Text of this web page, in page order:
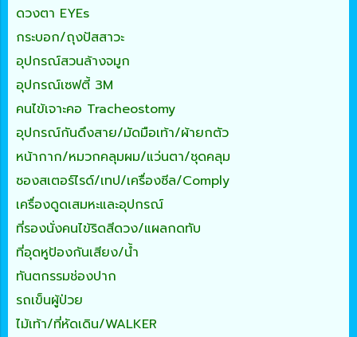
ดวงตา EYEs
กระบอก/ถุงปัสสาวะ
อุปกรณ์สวนล้างจมูก
อุปกรณ์เซฟตี้ 3M
คนไข้เจาะคอ Tracheostomy
อุปกรณ์กันดึงสาย/มัดมือเท้า/ผ้ายกตัว
หน้ากาก/หมวกคลุมผม/แว่นตา/ชุดคลุม
ซองสเตอร์ไรด์/เทป/เครื่องซีล/Comply
เครื่องดูดเสมหะและอุปกรณ์
ที่รองนั่งคนไข้ริดสีดวง/แผลกดทับ
ที่อุดหูป้องกันเสียง/น้ำ
ทันตกรรมช่องปาก
รถเข็นผู้ป่วย
ไม้เท้า/ที่หัดเดิน/WALKER